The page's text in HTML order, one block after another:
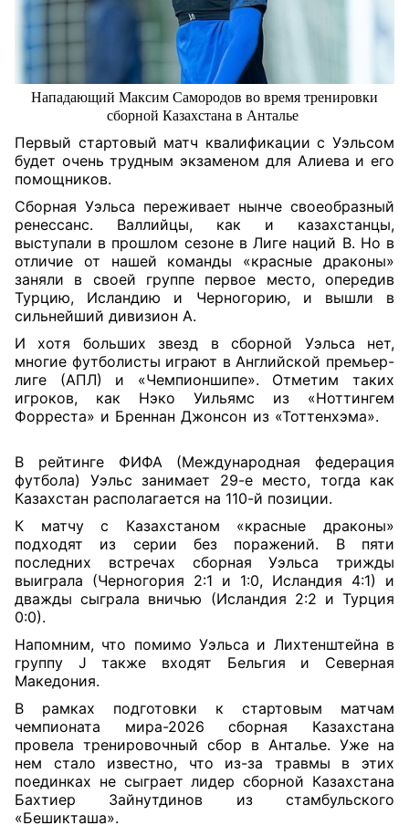
Нападающий Максим Самородов во время тренировки
сборной Казахстана в Анталье
Первый стартовый матч квалификации с Уэльсом
будет очень трудным экзаменом для Алиева и его
помощников.
Сборная Уэльса переживает нынче своеобразный
ренессанс. Валлийцы, как и казахстанцы,
выступали в прошлом сезоне в Лиге наций В. Но в
отличие от нашей команды «красные драконы»
заняли в своей группе первое место, опередив
Турцию, Исландию и Черногорию, и вышли в
сильнейший дивизион А.
И хотя больших звезд в сборной Уэльса нет,
многие футболисты играют в Английской премьер-
лиге (АПЛ) и «Чемпионшипе». Отметим таких
игроков, как Нэко Уильямс из «Ноттингем
Форреста» и Бреннан Джонсон из «Тоттенхэма».
В рейтинге ФИФА (Международная федерация
футбола) Уэльс занимает 29-е место, тогда как
Казахстан располагается на 110-й позиции.
К матчу с Казахстаном «красные драконы»
подходят из серии без поражений. В пяти
последних встречах сборная Уэльса трижды
выиграла (Черногория 2:1 и 1:0, Исландия 4:1) и
дважды сыграла вничью (Исландия 2:2 и Турция
0:0).
Напомним, что помимо Уэльса и Лихтенштейна в
группу J также входят Бельгия и Северная
Македония.
В рамках подготовки к стартовым матчам
чемпионата мира-2026 сборная Казахстана
провела тренировочный сбор в Анталье. Уже на
нем стало известно, что из-за травмы в этих
поединках не сыграет лидер сборной Казахстана
Бахтиер Зайнутдинов из стамбульского
«Бешикташа».